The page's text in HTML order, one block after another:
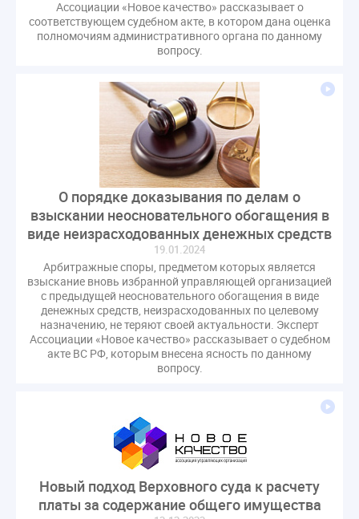
ГИС ЖКС
ГПК РФ ГУО
Геллер
Государственная дума
Дезинфекция
Дума
Законопроект Минстрой
Законопроект Пахомов Кошелев
Законопроект теплоснабжение ответственность
Заседание
ИПУ
Игорь Владимиров
Качество
Кейс
Комиссия РСПП по ЖКХ
Конституционный Суд
Кошелев Пахомов
Лицензии М.Геллер
МЧС
НК РФ
Награды Новая УК
ПМЭФ-2024
ПМЮФ
ПМЮФ-2024
Перепланировка ОДИ
Пломба
Правительства РФ
Правительство диагностика
Праздники
РКЦ
Разъяснения
Регулирование Малахов
Резолюция
Рейтинг
Свидетельство о поверке
Собрание собственников
Соглашение о сотрудничестве
Статья
Судебная практика ЖКХ
арендатор
вентиляционные каналы
внеплановые проверки
вода
выбор УК
гарантийная управляющая компания
Ассоциации «Новое качество» рассказывает о
соответствующем судебном акте, в котором дана оценка
полномочиям административного органа по данному
вопросу.
О порядке доказывания по делам о
взыскании неосновательного обогащения в
виде неизрасходованных денежных средств
19.01.2024
Арбитражные споры, предметом которых является
взыскание вновь избранной управляющей организацией
с предыдущей неосновательного обогащения в виде
денежных средств, неизрасходованных по целевому
назначению, не теряют своей актуальности. Эксперт
Ассоциации «Новое качество» рассказывает о судебном
акте ВС РФ, которым внесена ясность по данному
вопросу.
Новый подход Верховного суда к расчету
платы за содержание общего имущества